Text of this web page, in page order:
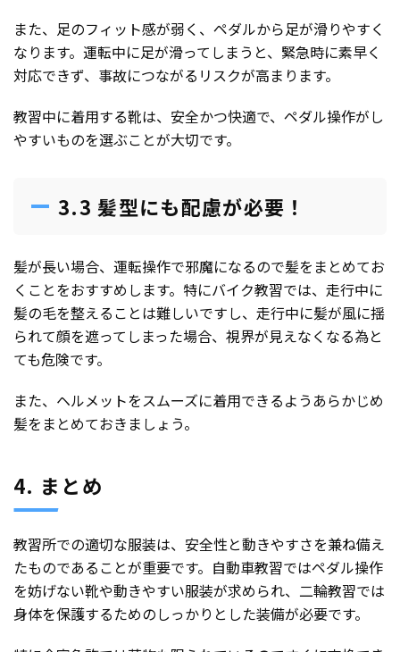
また、足のフィット感が弱く、ペダルから足が滑りやすく
なります。運転中に足が滑ってしまうと、緊急時に素早く
対応できず、事故につながるリスクが高まります。
教習中に着用する靴は、安全かつ快適で、ペダル操作がし
やすいものを選ぶことが大切です。
3.3 髪型にも配慮が必要！
髪が長い場合、運転操作で邪魔になるので髪をまとめてお
くことをおすすめします。特にバイク教習では、走行中に
髪の毛を整えることは難しいですし、走行中に髪が風に揺
られて顔を遮ってしまった場合、視界が見えなくなる為と
ても危険です。
また、ヘルメットをスムーズに着用できるようあらかじめ
髪をまとめておきましょう。
4. まとめ
教習所での適切な服装は、安全性と動きやすさを兼ね備え
たものであることが重要です。自動車教習ではペダル操作
を妨げない靴や動きやすい服装が求められ、二輪教習では
身体を保護するためのしっかりとした装備が必要です。